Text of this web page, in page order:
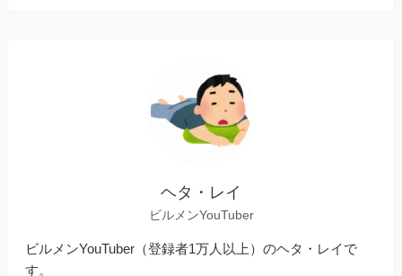
ヘタ・レイ
ビルメンYouTuber
ビルメンYouTuber（登録者1万人以上）のヘタ・レイで
す。